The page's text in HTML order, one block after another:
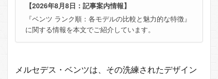
【2026年8月8日：記事案内情報】
『ベンツ ランク順：各モデルの比較と魅力的な特徴』
に関する情報を本文でご紹介しています。
メルセデス・ベンツは、その洗練されたデザイン